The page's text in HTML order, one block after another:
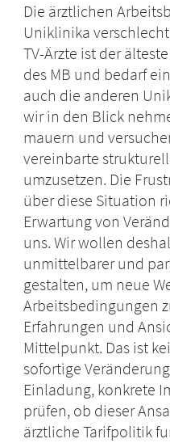
Die ärztlichen
Uniklinika
TV-Ärzte ist der
des MB und bedarf
auch die anderen
wir in den Blick
mauern und
vereinbarte
umzusetzen. Die
über diese Situation
Erwartung von
uns. Wir wollen
unmittelbarer und
gestalten, um neue
Arbeitsbedingungen
Erfahrungen und
Mittelpunkt. Das ist
sofortige
Einladung, konkrete
prüfen, ob dieser
ärztliche Tarifpolitik